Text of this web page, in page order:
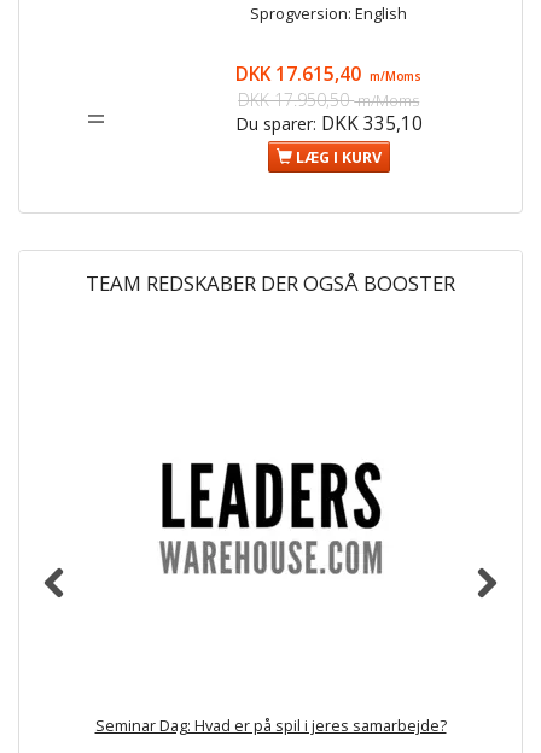
Sprogversion: English
=
DKK 17.615,40 m/Moms
DKK 17.950,50m/Moms
Du sparer: DKK 335,10
LÆG I KURV
TEAM REDSKABER DER OGSÅ BOOSTER
Seminar Dag: Hvad er på spil i jeres samarbejde?